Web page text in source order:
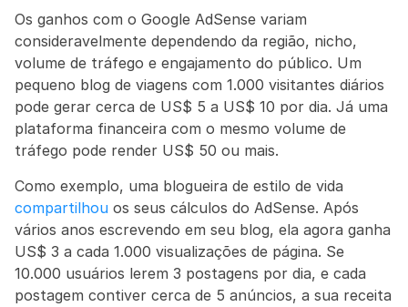
Os ganhos com o Google AdSense variam
consideravelmente dependendo da região, nicho,
volume de tráfego e engajamento do público. Um
pequeno blog de viagens com 1.000 visitantes diários
pode gerar cerca de US$ 5 a US$ 10 por dia. Já uma
plataforma financeira com o mesmo volume de
tráfego pode render US$ 50 ou mais.
compartilhou os seus cálculos do AdSense. Após
vários anos escrevendo em seu blog, ela agora ganha
US$ 3 a cada 1.000 visualizações de página. Se
10.000 usuários lerem 3 postagens por dia, e cada
postagem contiver cerca de 5 anúncios, a sua receita